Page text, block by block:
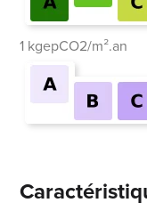
1 kgepCO2/m².an